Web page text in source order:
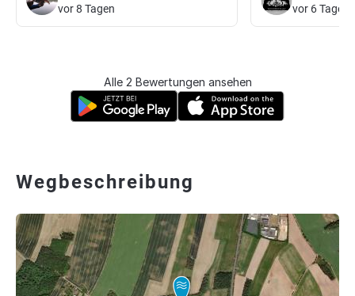
vor 8 Tagen vor 6 Tagen
Alle 2 Bewertungen ansehen
Wegbeschreibung